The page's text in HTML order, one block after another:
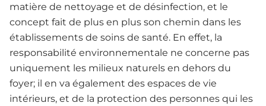
matière de nettoyage et de désinfection, et le
concept fait de plus en plus son chemin dans les
établissements de soins de santé. En effet, la
responsabilité environnementale ne concerne pas
uniquement les milieux naturels en dehors du
foyer; il en va également des espaces de vie
intérieurs, et de la protection des personnes qui les